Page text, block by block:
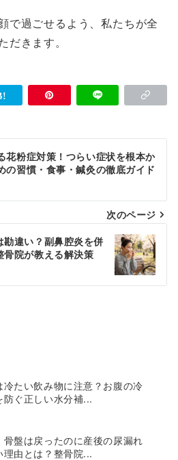
で過ごせるよう、私たちが全
だきます。
花粉症対策！つらい症状を根本か
の習慣・食事・鍼灸の徹底ガイド
次のページ
勘違い？副鼻腔炎を併
骨院が教える解決策
冷たい飲み物に注意？お腹の冷
防ぐ正しい水分補...
骨盤は戻ったのに産後の尿漏れ
理由とは？整骨院...